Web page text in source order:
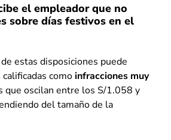
el empleador que no
sobre días festivos en el
estas disposiciones puede
comoinfracciones muy
que oscilan entre los S/1.058 y
del tamaño de la